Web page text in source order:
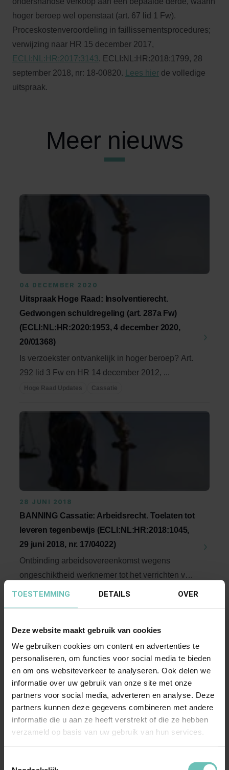
TOESTEMMING DETAILS OVER
Deze website maakt gebruik van cookies
We gebruiken cookies om content en advertenties te
personaliseren, om functies voor social media te bieden
en om ons websiteverkeer te analyseren. Ook delen we
informatie over uw gebruik van onze site met onze
partners voor social media, adverteren en analyse. Deze
partners kunnen deze gegevens combineren met andere
informatie die u aan ze heeft verstrekt of die ze hebben
verzameld op basis van uw gebruik van hun services.
hoger beroep wel openstaat (art. 67 lid 1 Fw).
Proceskostenveroordeling in faillissementsprocedures;
verwijzing naar HR 15 december 2017,
ECLI:NL:HR:2017:3143. ECLI:NL:HR:2018:1799, 28
september 2018, nr: 18-00820.
Lees hier de volledige
uitspraak.
Meer nieuws
04 DECEMBER 2020
Uitspraak Hoge Raad: Insolventierecht.
Gedwongen schuldregeling (art. 287a Fw)
(ECLI:NL:HR:2020:1953, 4 december 2020,
20/01368)
Is verzoekster ontvankelijk in hoger beroep? Art.
292 lid 3 Fw en HR 14 december 2012, ...
Hoge Raad Updates Cassatie
28 JUNI 2018
BANNING Cassatie: Arbeidsrecht. Toelaten tot
leveren tegenbewijs (ECLI:NL:HR:2018:1045,
29 juni 2018, nr. 17/04022)
Ontbinding arbeidsovereenkomst wegens
ongeschiktheid werknemer tot het verrichten van
de bedongen ...
Hoge Raad Updates Cassatie
11 JUNI 2021
Uitspraak Hoge Raad: Insolventierecht.
Schuldsanering (ECLI:NL:HR:2021:859, 11